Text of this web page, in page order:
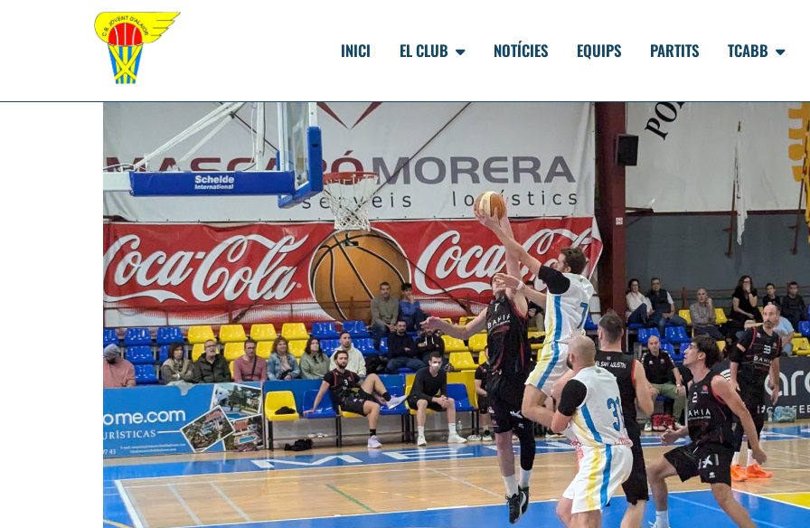
INICI EL CLUB NOTÍCIES EQUIPS PARTITS TCABB